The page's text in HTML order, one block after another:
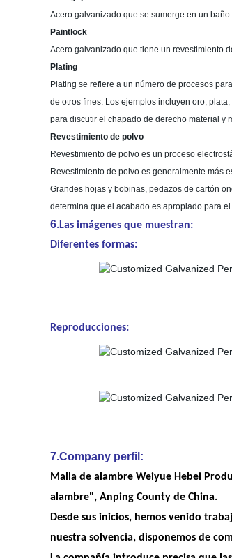
Acero galvanizado que se sumerge en un
Paintlock
Acero galvanizado que tiene un revestimiento
Plating
Plating se refiere a un número de procesos
de otros fines. Los ejemplos incluyen oro,
para discutir el chapado de derecho material y
Revestimiento de polvo
Revestimiento de polvo es un proceso
Revestimiento de polvo es generalmente más
Grandes hojas y bobinas, pedazos de cartón
determina que el acabado es apropiado para
6.Las imágenes que muestran:
Diferentes formas:
Reproducciones:
7.Company perfil:
Malla de alambre Weiyue Hebei
alambre", Anping County de China.
Desde sus inicios, hemos venido
nuestra solvencia, disponemos de